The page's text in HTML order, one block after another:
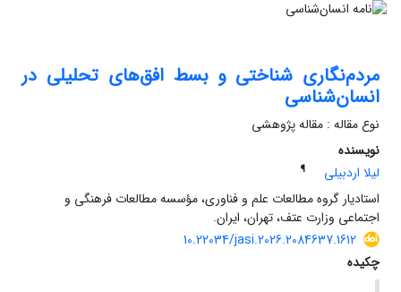
مردم‌نگاری شناختی و بسط افق‌های تحلیلی در
انسان‌شناسی
نوع مقاله : مقاله پژوهشی
نویسنده
لیلا اردبیلی
¶
استادیار گروه مطالعات علم و فناوری، مؤسسه مطالعات فرهنگی و
اجتماعی وزارت عتف، تهران، ایران.
10.22034/jasi.2026.2084637.1612
چکیده